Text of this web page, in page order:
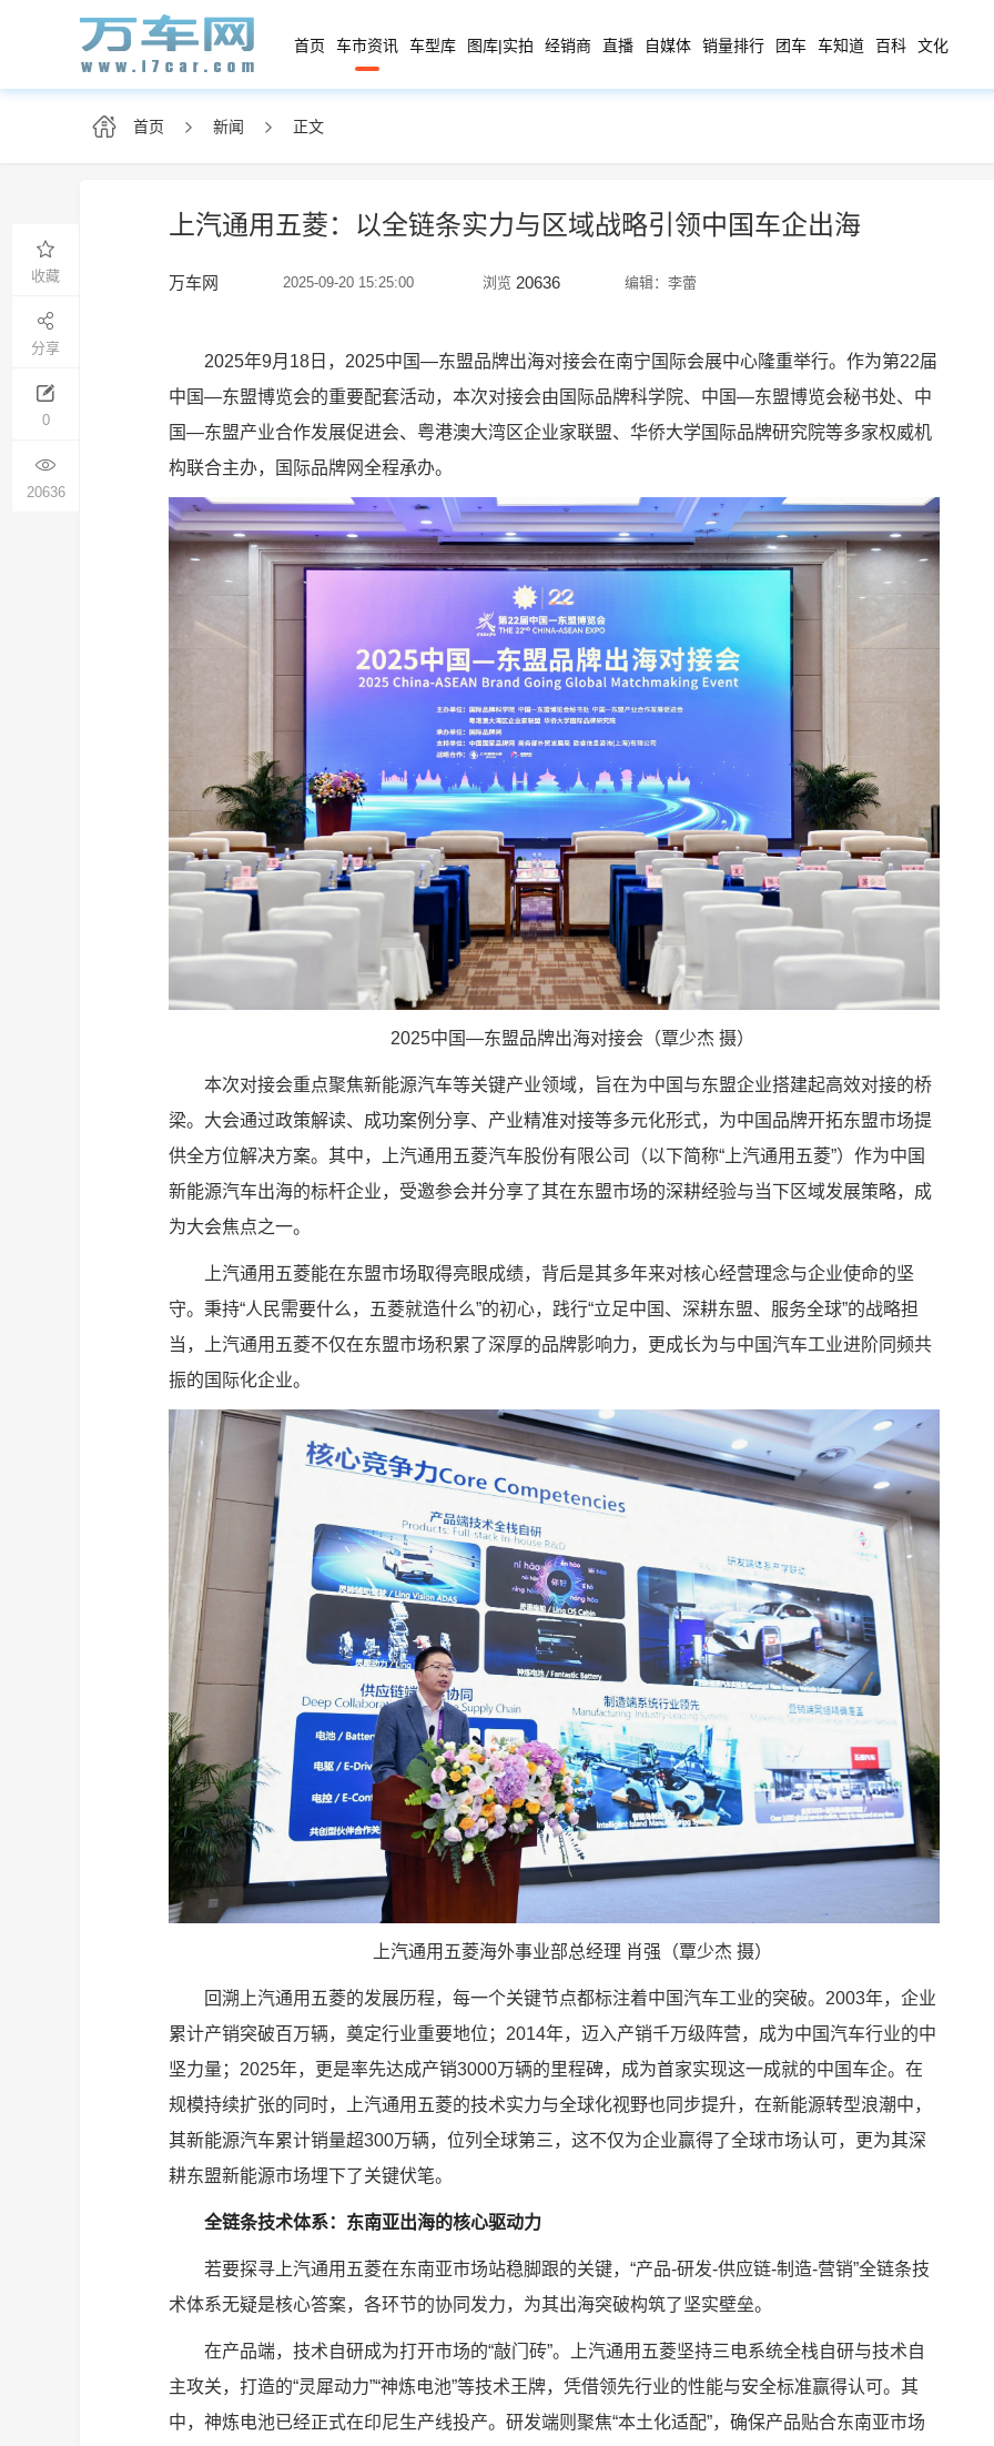
首页 车市资讯 车型库 图库|实拍 经销商 直播 自媒体 销量排行 团车 车知道 百科 文化
首页 新闻 正文
上汽通用五菱：以全链条实力与区域战略引领中国车企出海
万车网 2025-09-20 15:25:00 浏览 20636 编辑：李蕾
收藏
分享
0
20636
2025年9月18日，2025中国—东盟品牌出海对接会在南宁国际会展中心隆重举行。作为第22届
中国—东盟博览会的重要配套活动，本次对接会由国际品牌科学院、中国—东盟博览会秘书处、中
国—东盟产业合作发展促进会、粤港澳大湾区企业家联盟、华侨大学国际品牌研究院等多家权威机
构联合主办，国际品牌网全程承办。
2025中国—东盟品牌出海对接会（覃少杰 摄）
本次对接会重点聚焦新能源汽车等关键产业领域，旨在为中国与东盟企业搭建起高效对接的桥
梁。大会通过政策解读、成功案例分享、产业精准对接等多元化形式，为中国品牌开拓东盟市场提
供全方位解决方案。其中，上汽通用五菱汽车股份有限公司（以下简称“上汽通用五菱”）作为中国
新能源汽车出海的标杆企业，受邀参会并分享了其在东盟市场的深耕经验与当下区域发展策略，成
为大会焦点之一。
上汽通用五菱能在东盟市场取得亮眼成绩，背后是其多年来对核心经营理念与企业使命的坚
守。秉持“人民需要什么，五菱就造什么”的初心，践行“立足中国、深耕东盟、服务全球”的战略担
当，上汽通用五菱不仅在东盟市场积累了深厚的品牌影响力，更成长为与中国汽车工业进阶同频共
振的国际化企业。
上汽通用五菱海外事业部总经理 肖强（覃少杰 摄）
回溯上汽通用五菱的发展历程，每一个关键节点都标注着中国汽车工业的突破。2003年，企业
累计产销突破百万辆，奠定行业重要地位；2014年，迈入产销千万级阵营，成为中国汽车行业的中
坚力量；2025年，更是率先达成产销3000万辆的里程碑，成为首家实现这一成就的中国车企。在
规模持续扩张的同时，上汽通用五菱的技术实力与全球化视野也同步提升，在新能源转型浪潮中，
其新能源汽车累计销量超300万辆，位列全球第三，这不仅为企业赢得了全球市场认可，更为其深
耕东盟新能源市场埋下了关键伏笔。
全链条技术体系：东南亚出海的核心驱动力
若要探寻上汽通用五菱在东南亚市场站稳脚跟的关键，“产品-研发-供应链-制造-营销”全链条技
术体系无疑是核心答案，各环节的协同发力，为其出海突破构筑了坚实壁垒。
在产品端，技术自研成为打开市场的“敲门砖”。上汽通用五菱坚持三电系统全栈自研与技术自
主攻关，打造的“灵犀动力”“神炼电池”等技术王牌，凭借领先行业的性能与安全标准赢得认可。其
中，神炼电池已经正式在印尼生产线投产。研发端则聚焦“本土化适配”，确保产品贴合东南亚市场